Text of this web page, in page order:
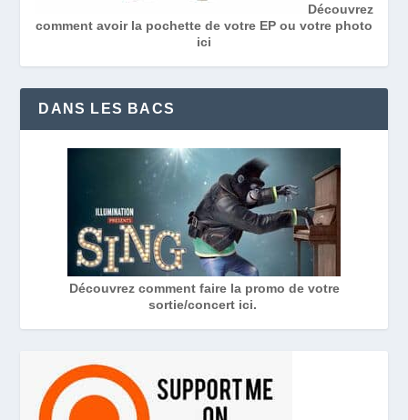
Découvrez
comment avoir la pochette de votre EP ou votre photo
ici
DANS LES BACS
Découvrez comment faire la promo de votre
sortie/concert ici.